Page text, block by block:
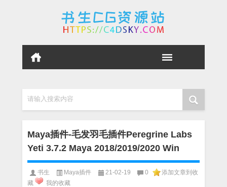
请输入搜索内容
Maya插件-毛发羽毛插件Peregrine Labs
Yeti 3.7.2 Maya 2018/2019/2020 Win
书生 Maya插件 21-02-19 0
添加文章到收
藏
我的收藏